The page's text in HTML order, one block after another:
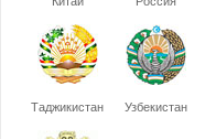
Таджикистан Узбекистан